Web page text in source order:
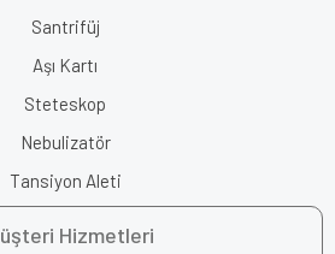
Santrifüj
Aşı Kartı
Steteskop
Nebulizatör
Tansiyon Aleti
Hizmetleri